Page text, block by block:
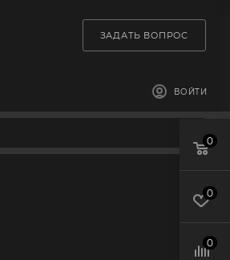
ЗАДАТЬ ВОПРОС
ВОЙТИ
0
0
0